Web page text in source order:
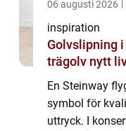
06 augusti 2026
inspiration
Golvslipning
trägolv nytt
En Steinway
symbol för
uttryck. I